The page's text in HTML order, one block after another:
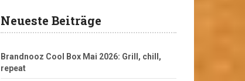
Neueste Beiträge
Brandnooz Cool Box Mai 2026: Grill, chill,
repeat